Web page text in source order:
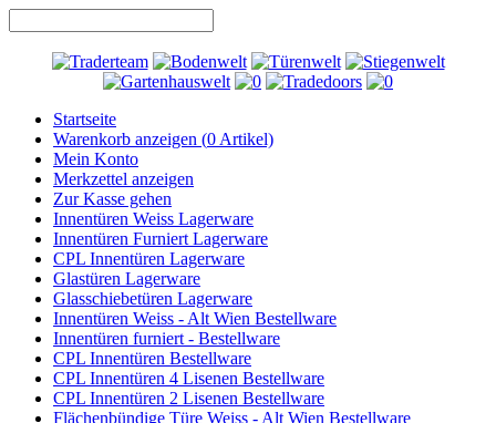
Startseite
Warenkorb anzeigen (0 Artikel)
Mein Konto
Merkzettel anzeigen
Zur Kasse gehen
Innentüren Weiss Lagerware
Innentüren Furniert Lagerware
CPL Innentüren Lagerware
Glastüren Lagerware
Glasschiebetüren Lagerware
Innentüren Weiss - Alt Wien Bestellware
Innentüren furniert - Bestellware
CPL Innentüren Bestellware
CPL Innentüren 4 Lisenen Bestellware
CPL Innentüren 2 Lisenen Bestellware
Flächenbündige Türe Weiss - Alt Wien Bestellware